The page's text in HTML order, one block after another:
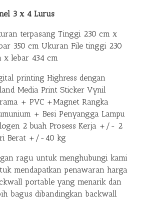
3 x 4 Lurus
terpasang Tinggi 230 cm x
350 cm Ukuran File tinggi 230
x lebar 434 cm
printing Highress dengan
Media Print Sticker Vynil
+ PVC +Magnet Rangka
+ Besi Penyangga Lampu
2 buah Prosess Kerja +/- 2
Berat +/-40 kg
ragu untuk menghubungi kami
mendapatkan penawaran harga
portable yang menarik dan
bagus dibandingkan backwall